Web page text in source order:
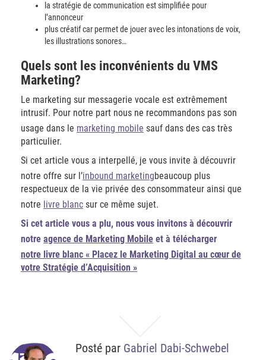
la stratégie de communication est simplifiée pour
l’annonceur
plus créatif car permet de jouer avec les intonations de voix,
les illustrations sonores…
Quels sont les inconvénients du VMS
Marketing?
Le marketing sur messagerie vocale est extrêmement
intrusif. Pour notre part nous ne recommandons pas son
usage dans le marketing mobile sauf dans des cas très
particulier.
Si cet article vous a interpellé, je vous invite à découvrir
notre offre sur l’inbound marketingbeaucoup plus
respectueux de la vie privée des consommateur ainsi que
notre livre blanc sur ce même sujet.
Si cet article vous a plu, nous vous invitons à découvrir
notre agence de Marketing Mobile et à télécharger
notre livre blanc « Placez le Marketing Digital au cœur de
votre Stratégie d’Acquisition »
Posté par Gabriel Dabi-Schwebel